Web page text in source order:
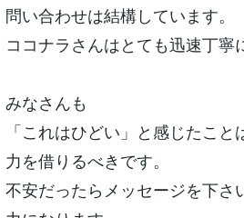
問い合わせは結構しています。
ココナラさんはとても迅速丁寧
みなさんも
「これはひどい」と感じたこと
力を借りるべきです。
不安だったらメッセージを下さ